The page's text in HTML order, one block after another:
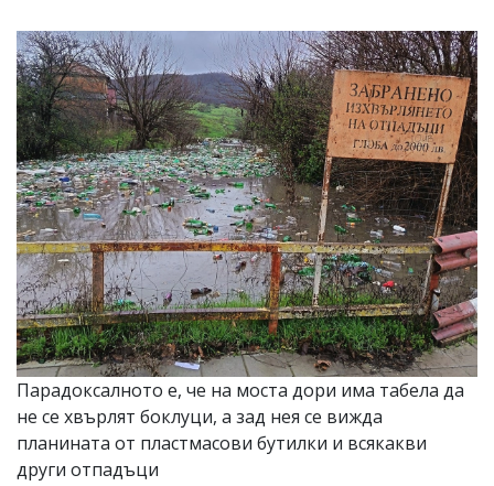
БИЗНЕС
ЮГ
Управители:
Веселин
Василев,
email:
v.vasilev@flagman.bg
Катя
Касабова,
еmail:k.kassabova@flagman.bg
Главен
редактор:
Иван
Колев,
email:
office@flagman.bg
Коментарите
статиите
Парадоксалното е, че на моста дори има табела да
не се хвърлят боклуци, а зад нея се вижда
планината от пластмасови бутилки и всякакви
други отпадъци